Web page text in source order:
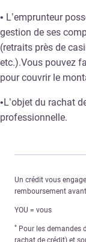
• L’emprunteur
gestion de ses
(retraits près de
etc.).Vous pouvez
pour couvrir le
•L’objet du rachat
professionnelle.
Un crédit vous
remboursement
YOU = vous
* Pour les demandes